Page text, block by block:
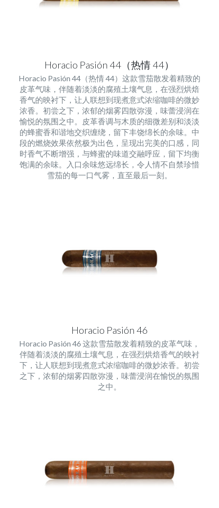
Horacio Pasión 44（热情 44）
Horacio Pasión 44（热情 44）这款雪茄散发着精致的
皮革气味，伴随着淡淡的腐殖土壤气息，在强烈烘焙
香气的映衬下，让人联想到现煮意式浓缩咖啡的微妙
浓香。初尝之下，浓郁的烟雾四散弥漫，味蕾浸润在
愉悦的氛围之中。皮革香调与木质的细微差别和淡淡
的蜂蜜香和谐地交织缠绕，留下丰饶绵长的余味。中
段的燃烧效果依然极为出色，呈现出完美的口感，同
时香气不断增强，与蜂蜜的味道交融呼应，留下均衡
饱满的余味。入口余味悠远绵长，令人情不自禁珍惜
雪茄的每一口气雾，直至最后一刻。
Horacio Pasión 46
Horacio Pasión 46 这款雪茄散发着精致的皮革气味，
伴随着淡淡的腐殖土壤气息，在强烈烘焙香气的映衬
下，让人联想到现煮意式浓缩咖啡的微妙浓香。初尝
之下，浓郁的烟雾四散弥漫，味蕾浸润在愉悦的氛围
之中。